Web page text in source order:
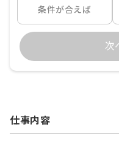
条件が合えば
次
仕事内容